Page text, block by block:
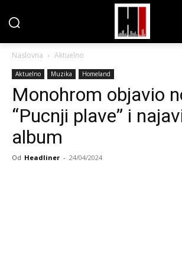
Naslovna Aktuelno
Aktuelno Muzika Homeland
Monohrom objavio
“Pucnji plave” i
album
Od Headliner - 24/04/2024